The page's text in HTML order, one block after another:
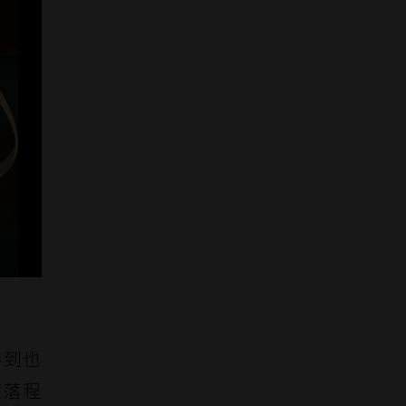
也
程